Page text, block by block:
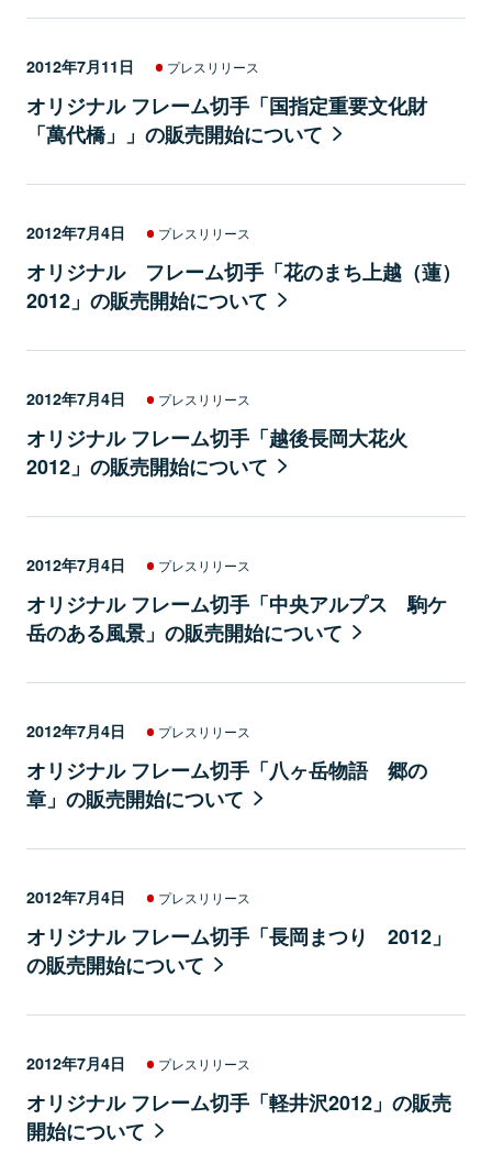
2012年7月11日 プレスリリース
オリジナル フレーム切手「国指定重要文化財
「萬代橋」」の販売開始について
2012年7月4日 プレスリリース
オリジナル フレーム切手「花のまち上越（蓮）
2012」の販売開始について
2012年7月4日 プレスリリース
オリジナル フレーム切手「越後長岡大花火
2012」の販売開始について
2012年7月4日 プレスリリース
オリジナル フレーム切手「中央アルプス 駒ケ
岳のある風景」の販売開始について
2012年7月4日 プレスリリース
オリジナル フレーム切手「八ヶ岳物語 郷の
章」の販売開始について
2012年7月4日 プレスリリース
オリジナル フレーム切手「長岡まつり 2012」
の販売開始について
2012年7月4日 プレスリリース
オリジナル フレーム切手「軽井沢2012」の販売
開始について